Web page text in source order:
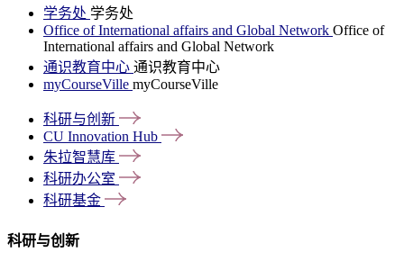
学务处 学务处
Office of International affairs and Global Network Office of
International affairs and Global Network
通识教育中心 通识教育中心
myCourseVille myCourseVille
科研与创新
CU Innovation Hub
朱拉智慧库
科研办公室
科研基金
科研与创新